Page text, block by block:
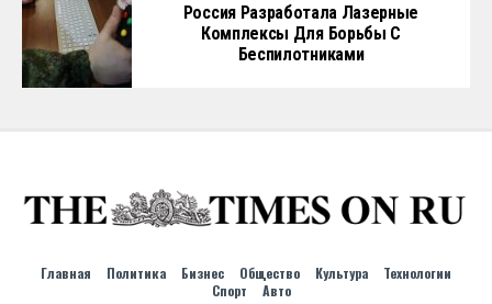
Россия Разработала Лазерные
Комплексы Для Борьбы С
Беспилотниками
Главная Политика Бизнес Общество Культура
Технологии
Спорт
Авто